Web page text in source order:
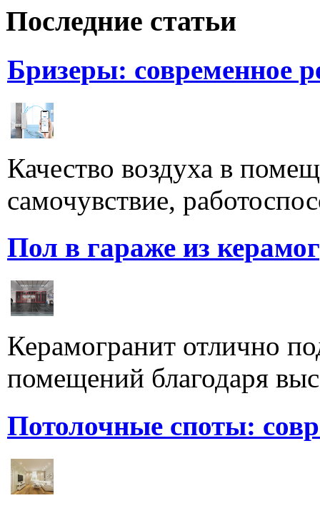
Последние статьи
Бризеры: современное
Качество воздуха в
самочувствие,
Пол в гараже из
Керамогранит отлично
помещений благодаря
Потолочные споты: